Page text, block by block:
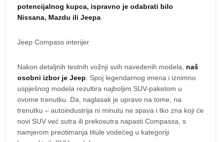
potencijalnog kupca, ispravno je odabrati bilo
Nissana, Mazdu ili Jeepa.
Jeep Compass interijer
Nakon detaljnih testnih vožnji svih navedenih modela, naš
osobni izbor je Jeep. Spoj legendarnog imena i iznimno
uspješnog modela rezultira najboljim SUV-paketom u
ovome trenutku. Da, naglasak je upravo na tome, na
trenutku – autoindustrija ni minutu ne spava i tko zna koji će
novi SUV već sutra ili prekosutra napasti Compassa, s
namjerom preotimanja titule vodećeg u kategoriji